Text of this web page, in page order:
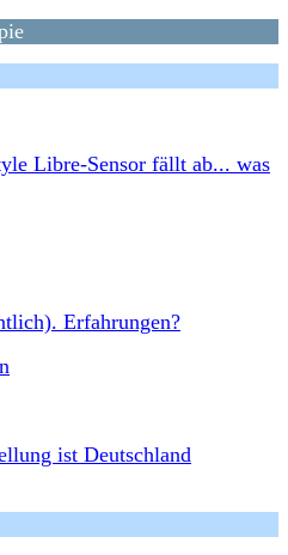
Libre-Sensor fällt ab... was
Erfahrungen?
ist Deutschland